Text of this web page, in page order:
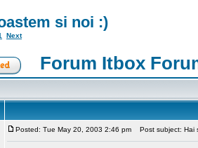
si noi :)
Next
Forum Itbox
Posted: Tue May 20, 2003 2:46 pm Post subject: Hai